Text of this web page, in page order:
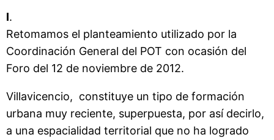
I.
Retomamos el planteamiento utilizado por la
Coordinación General del POT con ocasión del
Foro del 12 de noviembre de 2012.
Villavicencio, constituye un tipo de formación
urbana muy reciente, superpuesta, por así decirlo,
a una espacialidad territorial que no ha logrado